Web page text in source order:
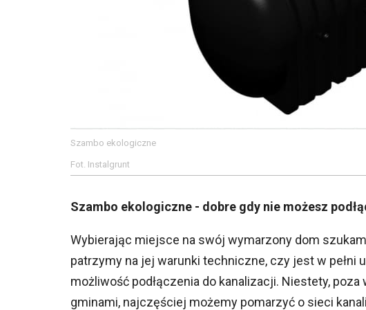
Szambo ekologiczne
Fot. Instalgrunt
Szambo ekologiczne - dobre gdy nie możesz
Wybierając miejsce na swój wymarzony dom
patrzymy na jej warunki techniczne, czy jest w
możliwość podłączenia do kanalizacji. Niestety,
gminami, najczęściej możemy pomarzyć o sieci